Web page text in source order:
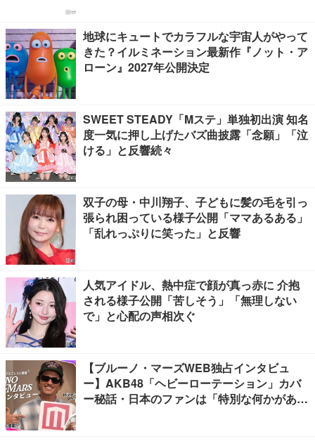
地球にキュートでカラフルな宇宙人がやって
きた？イルミネーション最新作『ノット・ア
ローン』2027年公開決定
SWEET STEADY「Mステ」単独初出演 知名
度一気に押し上げたバズ曲披露「念願」「泣
ける」と反響続々
双子の母・中川翔子、子どもに髪の毛を引っ
張られ困っている様子公開「ママあるある」
「乱れっぷりに笑った」と反響
人気アイドル、熱中症で顔が真っ赤に 介抱
される様子公開「苦しそう」「無理しない
で」と心配の声相次ぐ
【ブルーノ・マーズWEB独占インタビュ
ー】AKB48「ヘビーローテーション」カバ
ー秘話・日本のファンは「特別な何かがあ